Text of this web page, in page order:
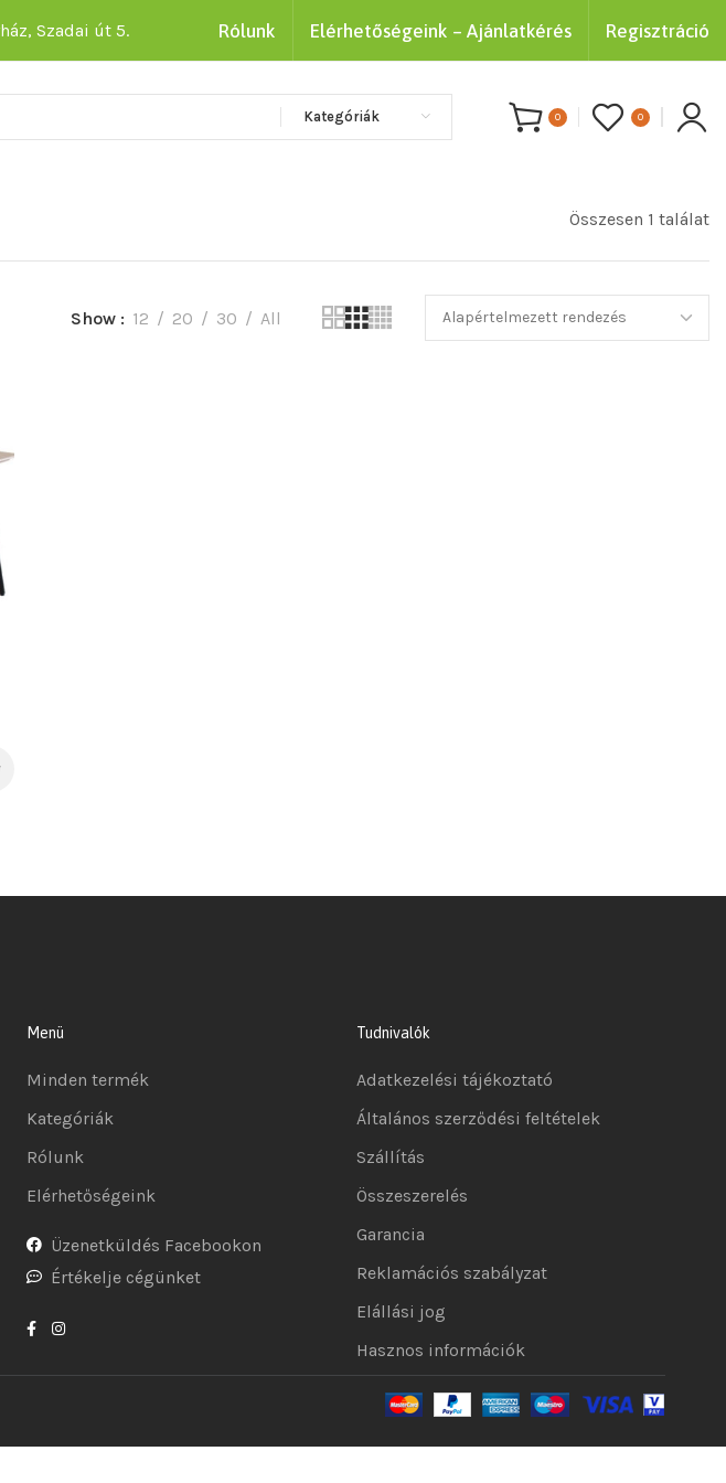
Szadai út 5. Rólunk Elérhetőségeink – Ajánlatkérés Regisztráció
Kategóriák 0 0
Összesen 1 találat
Show 12 20 30 All
Menü
Minden termék
Kategóriák
Rólunk
Elérhetőségeink
Üzenetküldés Facebookon
Értékelje cégünket
Tudnivalók
Adatkezelési tájékoztató
Általános szerződési feltételek
Szállítás
Összeszerelés
Garancia
Reklamációs szabályzat
Elállási jog
Hasznos információk